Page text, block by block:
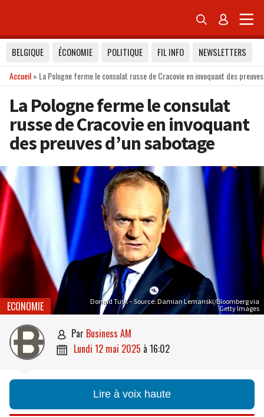
 
BELGIQUE ÉCONOMIE POLITIQUE FIL INFO
NEWSLETTERS
Accueil» La Pologne ferme le consulat russe de Cracovie en invoquant des
La Pologne ferme le consulat
russe de Cracovie en invoquant
des preuves d’un sabotage
Donald Tusk – Source: Damian Lemanski/Bloomberg via
Getty Images
ECONOMIE
 par Business AM
 lundi 12 mai 2025 à 16:02
Lire à voix haute